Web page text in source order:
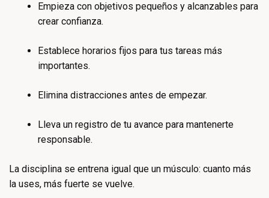
Empieza con objetivos pequeños y alcanzables para
crear confianza.
Establece horarios fijos para tus tareas más
importantes.
Elimina distracciones antes de empezar.
Lleva un registro de tu avance para mantenerte
responsable.
La disciplina se entrena igual que un músculo: cuanto más
la uses, más fuerte se vuelve.